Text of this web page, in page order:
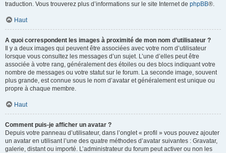
traduction. Vous trouverez plus d’informations sur le site Internet de phpBB®.
Haut
A quoi correspondent les images à proximité de mon nom d’utilisateur ?
Il y a deux images qui peuvent être associées avec votre nom d’utilisateur
lorsque vous consultez les messages d’un sujet. L’une d’elles peut être
associée à votre rang, généralement des étoiles ou des blocs indiquant votre
nombre de messages ou votre statut sur le forum. La seconde image, souvent
plus grande, est connue sous le nom d’avatar et généralement est unique ou
propre à chaque membre.
Haut
Comment puis-je afficher un avatar ?
Depuis votre panneau d’utilisateur, dans l’onglet « profil » vous pouvez ajouter
un avatar en utilisant l’une des quatre méthodes d’avatar suivantes : Gravatar,
galerie, distant ou importé. L’administrateur du forum peut activer ou non les